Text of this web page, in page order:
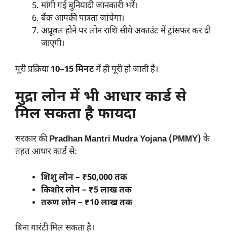
मांगी गई बुनियादी जानकारी भरें।
बैंक आपकी पात्रता जांचेगा।
अप्रूवल होने पर लोन राशि सीधे अकाउंट में ट्रांसफर कर दी
जाएगी।
पूरी प्रक्रिया10–15 मिनटमें ही पूरी हो जाती है।
मुद्रा लोन में भी आधार कार्ड से
मिल सकता है फायदा
सरकार कीPradhan Mantri Mudra Yojana (PMMY) के
तहत आधार कार्ड से:
शिशु लोन – ₹50,000 तक
किशोर लोन – ₹5 लाख तक
तरुण लोन – ₹10 लाख तक
बिना गारंटी मिल सकता है।